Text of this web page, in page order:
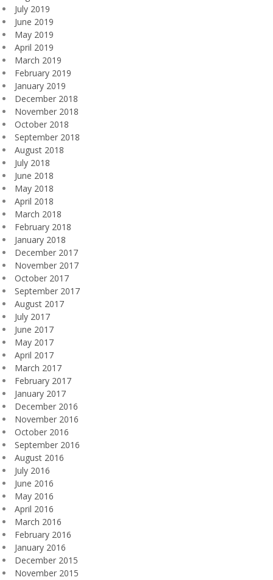
July 2019
June 2019
May 2019
April 2019
March 2019
February 2019
January 2019
December 2018
November 2018
October 2018
September 2018
August 2018
July 2018
June 2018
May 2018
April 2018
March 2018
February 2018
January 2018
December 2017
November 2017
October 2017
September 2017
August 2017
July 2017
June 2017
May 2017
April 2017
March 2017
February 2017
January 2017
December 2016
November 2016
October 2016
September 2016
August 2016
July 2016
June 2016
May 2016
April 2016
March 2016
February 2016
January 2016
December 2015
November 2015